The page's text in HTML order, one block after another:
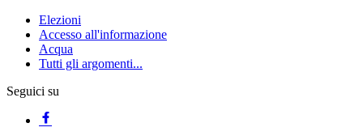
Elezioni
Accesso all'informazione
Acqua
Tutti gli argomenti...
Seguici su